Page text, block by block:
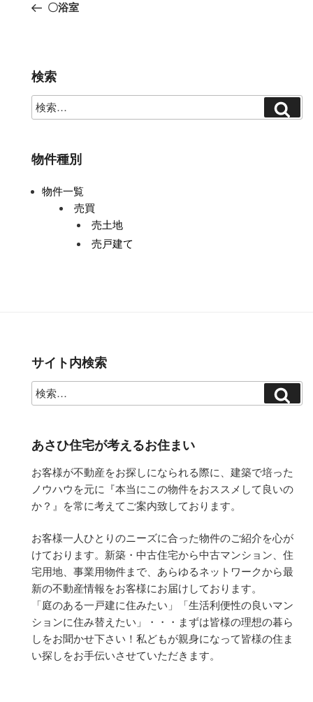
ナ
ー
シ
ョ
〇浴室
検索
物件種別
物件一覧
売買
売土地
売戸建て
サイト内検索
あさひ住宅が考えるお住まい
お客様が不動産をお探しになられる際に、建築で培った
ノウハウを元に『本当にこの物件をおススメして良いの
か？』を常に考えてご案内致しております。
お客様一人ひとりのニーズに合った物件のご紹介を心が
けております。新築・中古住宅から中古マンション、住
宅用地、事業用物件まで、あらゆるネットワークから最
新の不動産情報をお客様にお届けしております。
「庭のある一戸建に住みたい」「生活利便性の良いマン
ションに住み替えたい」・・・まずは皆様の理想の暮ら
しをお聞かせ下さい！私どもが親身になって皆様の住ま
い探しをお手伝いさせていただきます。